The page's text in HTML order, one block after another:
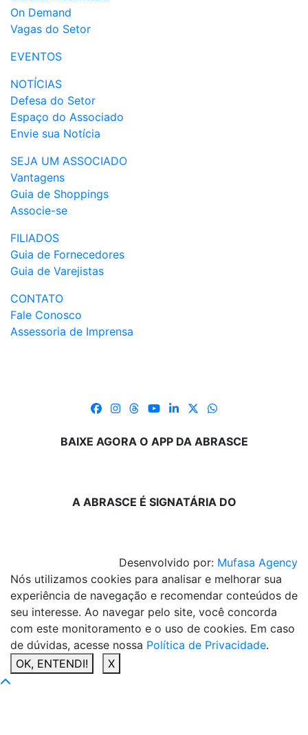
On Demand
Vagas do Setor
EVENTOS
NOTÍCIAS
Defesa do Setor
Espaço do Associado
Envie sua Notícia
SEJA UM ASSOCIADO
Vantagens
Guia de Shoppings
Associe-se
FILIADOS
Guia de Fornecedores
Guia de Varejistas
CONTATO
Fale Conosco
Assessoria de Imprensa
BAIXE AGORA O APP DA ABRASCE
A ABRASCE É SIGNATÁRIA DO
Desenvolvido por: Mufasa Agency
Nós utilizamos cookies para analisar e melhorar sua
experiência de navegação e recomendar conteúdos de
seu interesse. Ao navegar pelo site, você concorda
com este monitoramento e o uso de cookies. Em caso
de dúvidas, acesse nossa Política de Privacidade.
OK, ENTENDI!
X